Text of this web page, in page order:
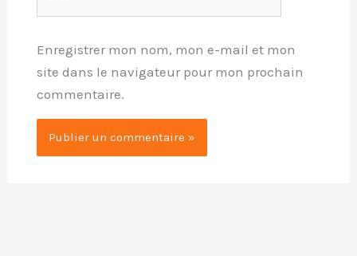
Enregistrer mon nom, mon e-mail et mon
site dans le navigateur pour mon prochain
commentaire.